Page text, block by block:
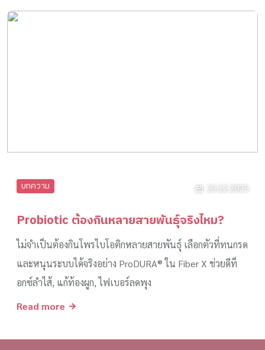
บทความ 23.12.2025
Probiotic ต้องกินหลายสายพันธุ์จริงไหม?
ไม่จำเป็นต้องกินโพรไบโอติกหลายสายพันธุ์ เลือกตัวที่ทนกรด
และหนุนระบบได้จริงอย่าง ProDURA® ใน Fiber X ช่วยดีท็
อกซ์ลำไส้, แก้ท้องผูก, ไฟเบอร์ลดพุง
Read more